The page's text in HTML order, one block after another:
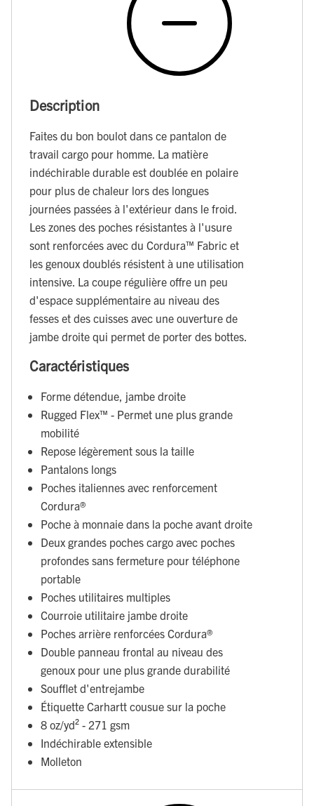
Description
Faites du bon boulot dans ce pantalon de
travail cargo pour homme. La matière
indéchirable durable est doublée en polaire
pour plus de chaleur lors des longues
journées passées à l'extérieur dans le froid.
Les zones des poches résistantes à l'usure
sont renforcées avec du Cordura™ Fabric et
les genoux doublés résistent à une utilisation
intensive. La coupe régulière offre un peu
d'espace supplémentaire au niveau des
fesses et des cuisses avec une ouverture de
jambe droite qui permet de porter des bottes.
Caractéristiques
Forme détendue, jambe droite
Rugged Flex™ - Permet une plus grande
mobilité
Repose légèrement sous la taille
Pantalons longs
Poches italiennes avec renforcement
Cordura®
Poche à monnaie dans la poche avant droite
Deux grandes poches cargo avec poches
profondes sans fermeture pour téléphone
portable
Poches utilitaires multiples
Courroie utilitaire jambe droite
Poches arrière renforcées Cordura®
Double panneau frontal au niveau des
genoux pour une plus grande durabilité
Soufflet d'entrejambe
Étiquette Carhartt cousue sur la poche
8 oz/yd² - 271 gsm
Indéchirable extensible
Molleton